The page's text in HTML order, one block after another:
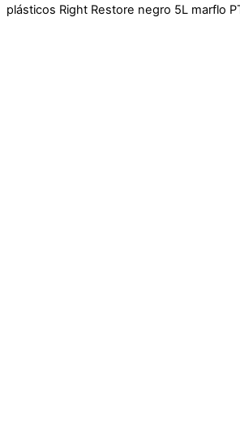
plásticos Right Restore negro 5L marflo